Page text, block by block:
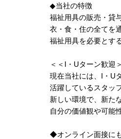
◆当社の特徴
福祉用具の販売・貸
衣・食・住の全てを
福祉用具を必要とす
＜＜I・Uターン歓迎
現在当社には、I・U
活躍しているスタッ
新しい環境で、新た
自分の価値観や可能
◆オンライン面接に